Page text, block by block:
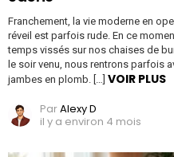
Franchement, la vie moderne en
réveil est parfois rude. En ce
temps vissés sur nos chaises de
le soir venu, nous rentrons parfois
jambes en plomb. […] VOIR PLUS
ParAlexy D
il y a environ 4 mois